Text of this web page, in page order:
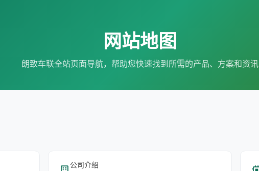
网站地图
朗致车联全站页面导航，帮助您快速找到所需的产品、方案和资讯
公司介绍